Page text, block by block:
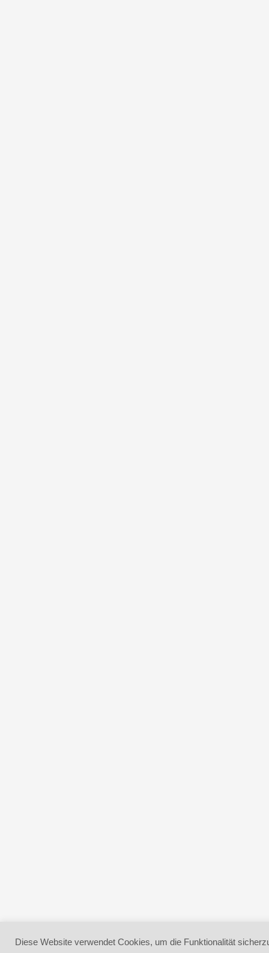
Diese Website verwendet Cookies, um die Funktionalität